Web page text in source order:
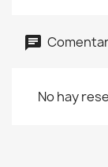
No hay